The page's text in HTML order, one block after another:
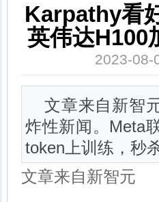
Karpathy看
英伟达H100
2023-
文章来自新智
炸性新闻。Meta
token上训练，秒
文章来自新智元